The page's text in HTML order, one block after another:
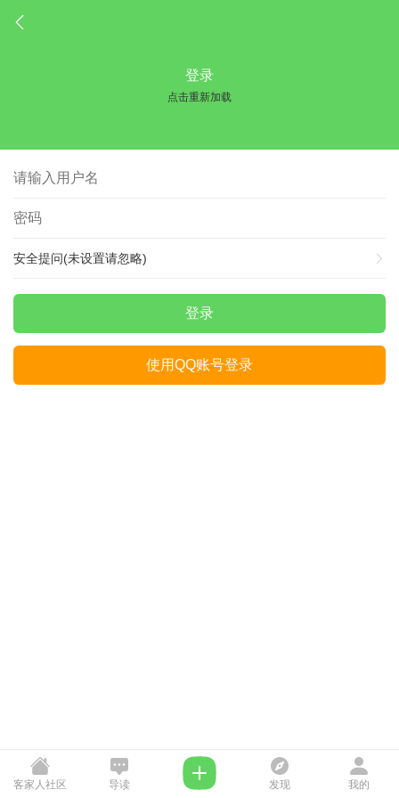
登录
点击重新加载
安全提问(未设置请忽略)
登录
使用QQ账号登录
客家人社区 导读 发现 我的